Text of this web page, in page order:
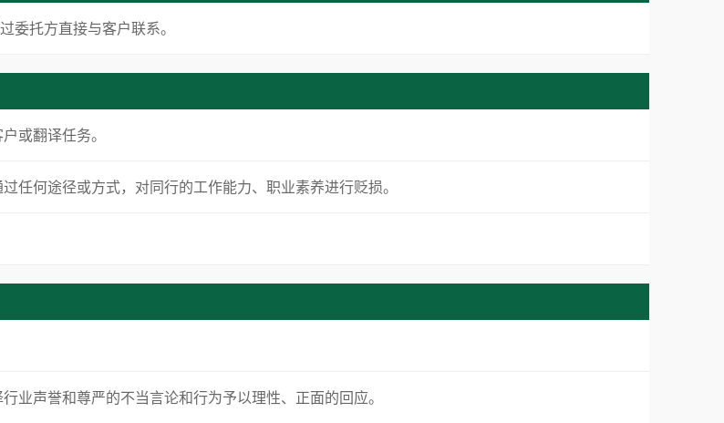
委托方直接与客户联系。
或翻译任务。
任何途径或方式，对同行的工作能力、职业素养进行贬损。
业声誉和尊严的不当言论和行为予以理性、正面的回应。